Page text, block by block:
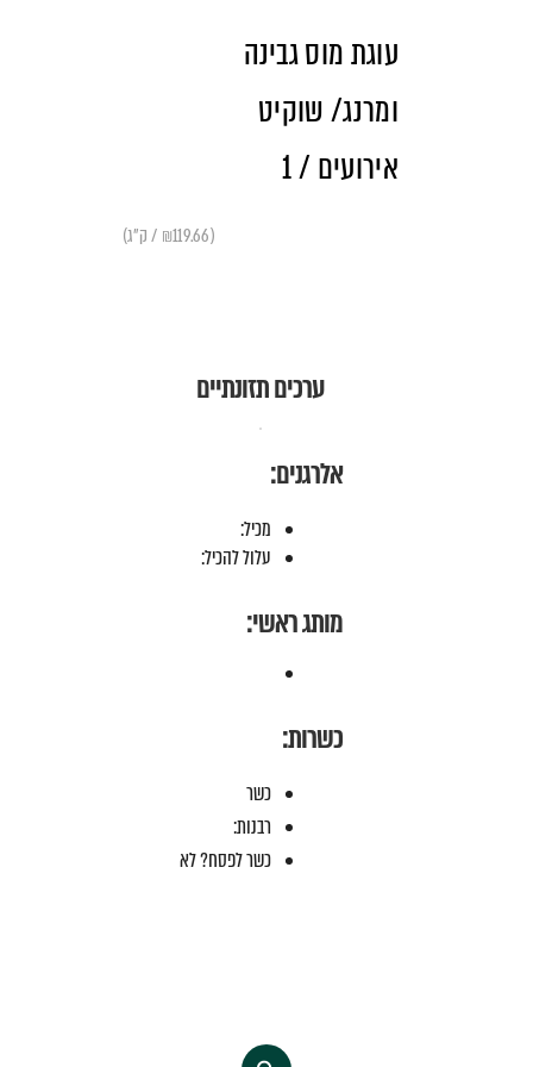
עוגת מוס גבינה
ומרנג/ שוקיט
אירועים / 1
(₪119.66 / ק"ג)
ערכים תזונתיים
אלרגנים:
מכיל:
עלול להכיל:
מותג ראשי:
כשרות:
כשר
רבנות:
כשר לפסח? לא